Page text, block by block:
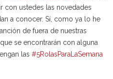
ustedes las novedades
a conocer. Sí, como ya lo he
de fuera de nuestras
se encontrarán con alguna
las #5RolasParaLaSemana